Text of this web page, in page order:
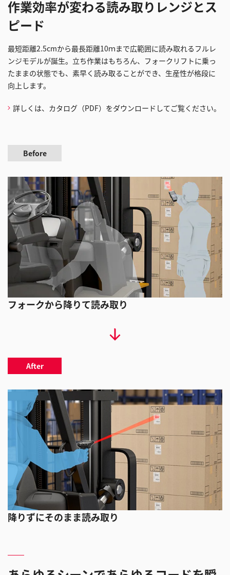
作業効率が変わる読み取りレンジとス
ピード
最短距離2.5cmから最長距離10ｍまで広範囲に読み取れるフルレ
ンジモデルが誕生。立ち作業はもちろん、フォークリフトに乗っ
たままの状態でも、素早く読み取ることができ、生産性が格段に
向上します。
詳しくは、カタログ（PDF）をダウンロードしてご覧ください。
フォークから降りて読み取り
Before
降りずにそのまま読み取り
After